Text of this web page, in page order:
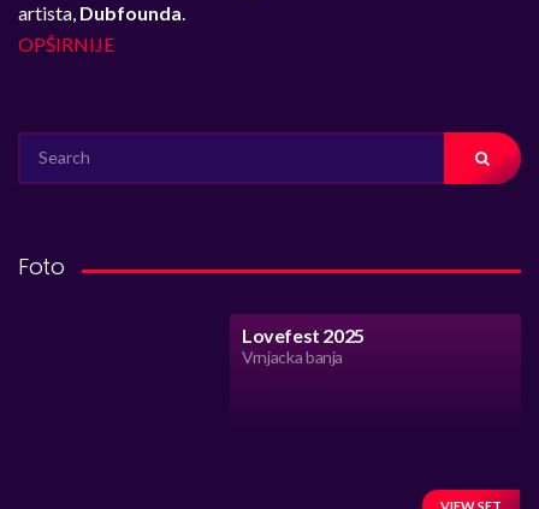
artista, Dubfounda.
OPŠIRNIJE
FOR:
Foto
Lovefest 2025
Vrnjacka banja